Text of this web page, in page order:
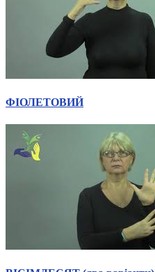
ФІОЛЕТОВИЙ